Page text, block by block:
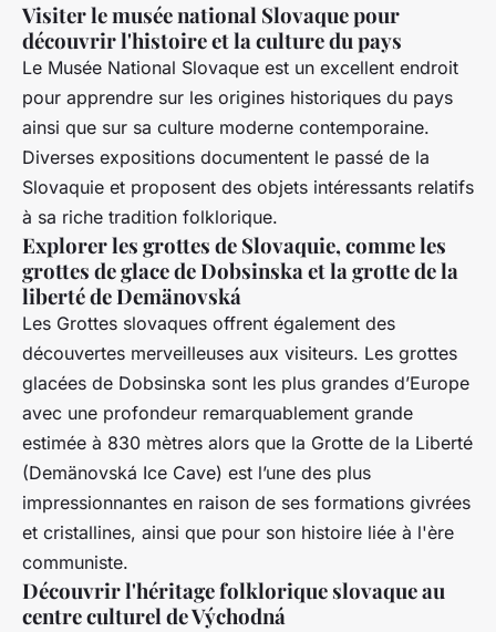
Visiter le musée national Slovaque pour
découvrir l'histoire et la culture du pays
Le Musée National Slovaque est un excellent endroit
pour apprendre sur les origines historiques du pays
ainsi que sur sa culture moderne contemporaine.
Diverses expositions documentent le passé de la
Slovaquie et proposent des objets intéressants relatifs
à sa riche tradition folklorique.
Explorer les grottes de Slovaquie, comme les
grottes de glace de Dobsinska et la grotte de la
liberté de Demänovská
Les Grottes slovaques offrent également des
découvertes merveilleuses aux visiteurs. Les grottes
glacées de Dobsinska sont les plus grandes d’Europe
avec une profondeur remarquablement grande
estimée à 830 mètres alors que la Grotte de la Liberté
(Demänovská Ice Cave) est l’une des plus
impressionnantes en raison de ses formations givrées
et cristallines, ainsi que pour son histoire liée à l'ère
communiste.
Découvrir l'héritage folklorique slovaque au
centre culturel de Východná